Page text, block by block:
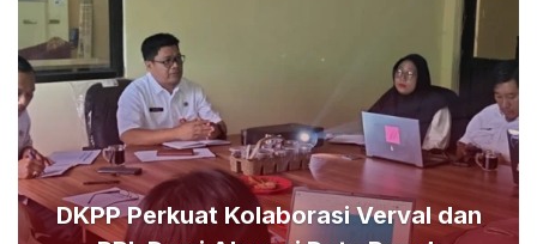
DKPP Perkuat Kolaborasi Verval dan